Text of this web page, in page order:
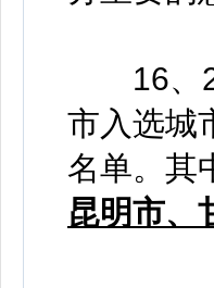
16、
市入选城
名单。其
昆明市、